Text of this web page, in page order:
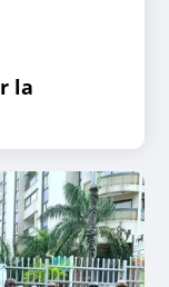
la